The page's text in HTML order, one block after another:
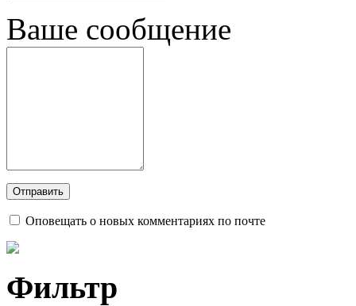
Ваше сообщение
Оповещать о новых комментариях по почте
Фильтр